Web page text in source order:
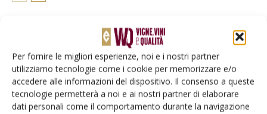
Per fornire le migliori esperienze, noi e i nostri partner
utilizziamo tecnologie come i cookie per memorizzare e/o
accedere alle informazioni del dispositivo. Il consenso a queste
tecnologie permetterà a noi e ai nostri partner di elaborare
dati personali come il comportamento durante la navigazione
LASCIA UN COMMENTO